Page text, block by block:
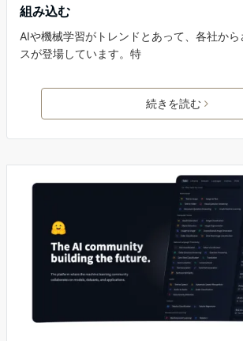
組み込む
AIや機械学習がトレンドとあって、各社か
スが登場しています。特
続きを読む